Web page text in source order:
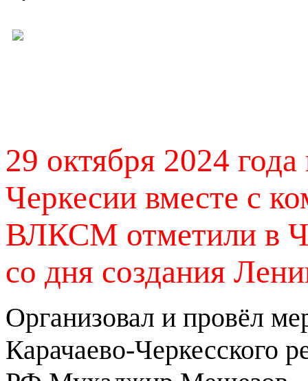
29 октября 2024
Черкесии вместе с
ВЛКСМ отметили в
со дня создания
Организовал и провёл
Карачаево-Черкесского